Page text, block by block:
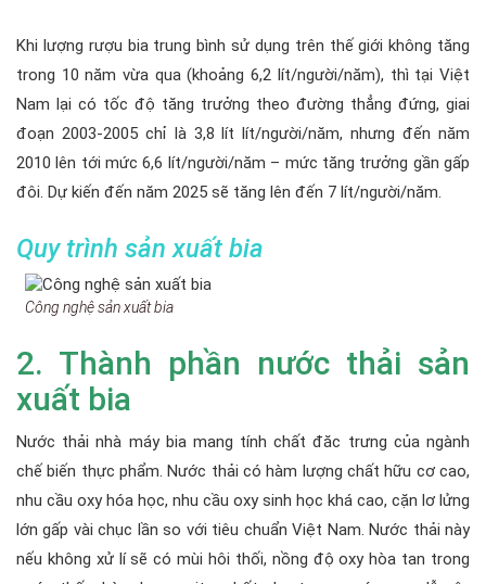
Khi lượng rượu bia trung bình sử dụng trên thế giới không tăng
trong 10 năm vừa qua (khoảng 6,2 lít/người/năm), thì tại Việt
Nam lại có tốc độ tăng trưởng theo đường thẳng đứng, giai
đoạn 2003-2005 chỉ là 3,8 lít lít/người/năm, nhưng đến năm
2010 lên tới mức 6,6 lít/người/năm – mức tăng trưởng gần gấp
đôi. Dự kiến đến năm 2025 sẽ tăng lên đến 7 lít/người/năm.
Quy trình sản xuất bia
Công nghệ sản xuất bia
2. Thành phần nước thải sản
xuất bia
Nước thải nhà máy bia mang tính chất đăc trưng của ngành
chế biến thực phẩm. Nước thải có hàm lượng chất hữu cơ cao,
nhu cầu oxy hóa học, nhu cầu oxy sinh học khá cao, cặn lơ lửng
lớn gấp vài chục lần so với tiêu chuẩn Việt Nam. Nước thải này
nếu không xử lí sẽ có mùi hôi thối, nồng độ oxy hòa tan trong